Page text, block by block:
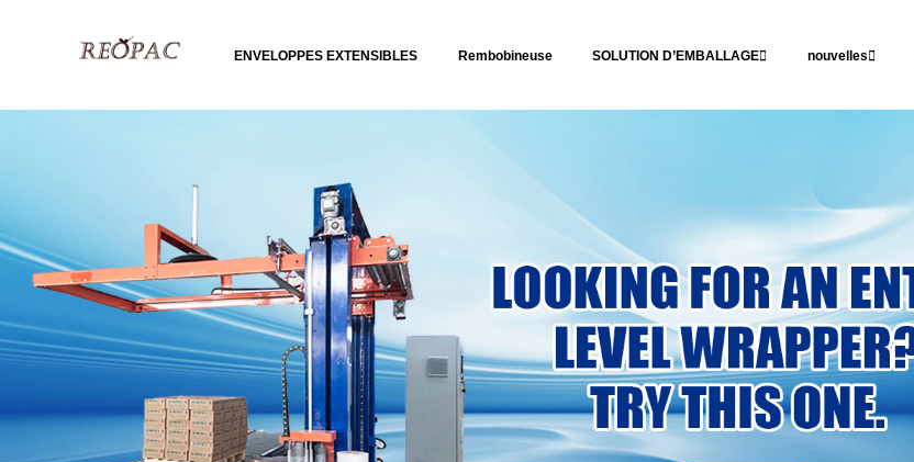
ENVELOPPES EXTENSIBLES Rembobineuse SOLUTION D’EMBALLAGE nouvelles